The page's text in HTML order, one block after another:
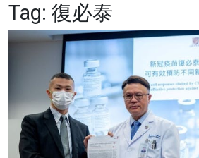
健康
科技
影片
名家榜
Tag: 復必泰